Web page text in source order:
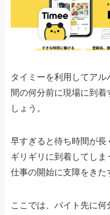
タイミーを利用してア
間の何分前に現場に到
しょう。
早すぎると待ち時間が長
ギリギリに到着してしま
仕事の開始に支障をきた
ここでは、バイト先に